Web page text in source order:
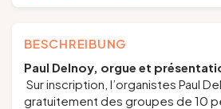
BESCHREIBUNG
Paul Delnoy, orgue et
Sur inscription, l’organistes Paul
gratuitement des groupes de 10